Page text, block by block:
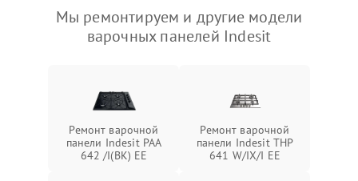
Мы ремонтируем и другие модели
варочных панелей Indesit
Ремонт варочной
панели Indesit PAA
642 /I(BK) EE
Ремонт варочной
панели Indesit THP
641 W/IX/I EE